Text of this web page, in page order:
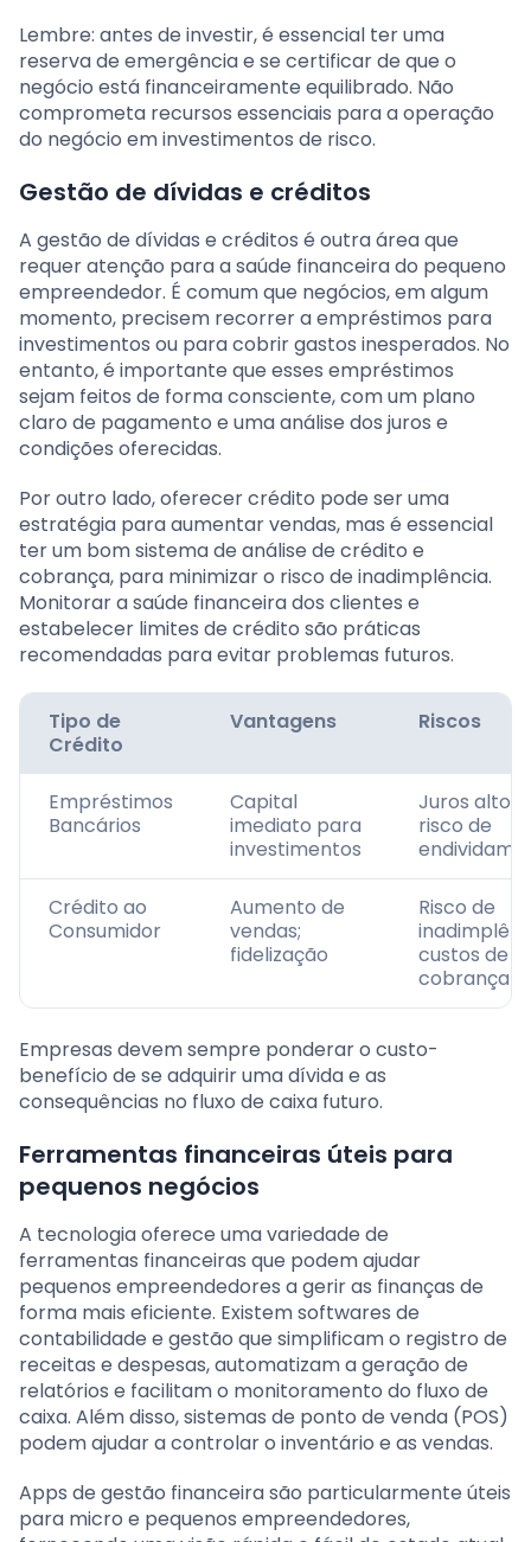
Lembre: antes de investir, é essencial ter uma
reserva de emergência e se certificar de que o
negócio está financeiramente equilibrado. Não
comprometa recursos essenciais para a operação
do negócio em investimentos de risco.
Gestão de dívidas e créditos
A gestão de dívidas e créditos é outra área que
requer atenção para a saúde financeira do pequeno
empreendedor. É comum que negócios, em algum
momento, precisem recorrer a empréstimos para
investimentos ou para cobrir gastos inesperados. No
entanto, é importante que esses empréstimos
sejam feitos de forma consciente, com um plano
claro de pagamento e uma análise dos juros e
condições oferecidas.
Por outro lado, oferecer crédito pode ser uma
estratégia para aumentar vendas, mas é essencial
ter um bom sistema de análise de crédito e
cobrança, para minimizar o risco de inadimplência.
Monitorar a saúde financeira dos clientes e
estabelecer limites de crédito são práticas
recomendadas para evitar problemas futuros.
Tipo de
Crédito
Vantagens Riscos
Empréstimos
Bancários
Capital
imediato para
investimentos
Juros altos;
risco de
Crédito ao
Consumidor
Aumento de
vendas;
fidelização
Risco de
custos de
cobrança
Empresas devem sempre ponderar o custo-
benefício de se adquirir uma dívida e as
consequências no fluxo de caixa futuro.
Ferramentas financeiras úteis para
pequenos negócios
A tecnologia oferece uma variedade de
ferramentas financeiras que podem ajudar
pequenos empreendedores a gerir as finanças de
forma mais eficiente. Existem softwares de
contabilidade e gestão que simplificam o registro de
receitas e despesas, automatizam a geração de
relatórios e facilitam o monitoramento do fluxo de
caixa. Além disso, sistemas de ponto de venda (POS)
podem ajudar a controlar o inventário e as vendas.
Apps de gestão financeira são particularmente úteis
para micro e pequenos empreendedores,